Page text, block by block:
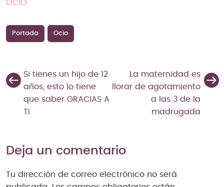
OCIO
Portada Ocio
Si tienes un hijo de 12
años, esto lo tiene
que saber GRACIAS A
TI
La maternidad es
llorar de agotamiento
a las 3 de la
madrugada
Deja un comentario
Tu dirección de correo electrónico no será